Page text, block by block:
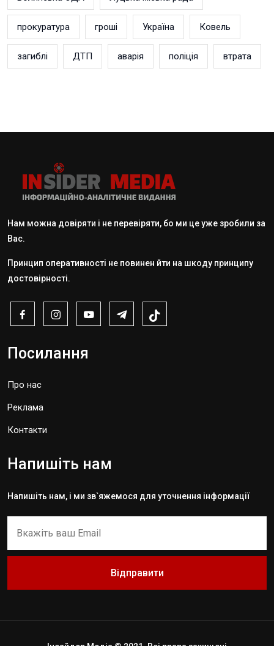
прокуратура гроші Україна Ковель
загиблі ДТП аварія поліція втрата
Нам можна довіряти і не перевіряти, бо ми це уже зробили за
Вас.
Принцип оперативності не повинен йти на шкоду принципу
достовірності.
Посилання
Про нас
Реклама
Контакти
Напишіть нам
Напишіть нам, і ми зв`яжемося для уточнення інформації
Відправити